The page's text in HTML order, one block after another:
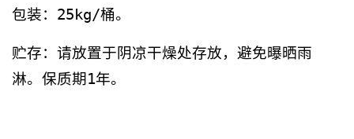
包装：25kg/桶。
贮存：请放置于阴凉干燥处存放，避免曝晒雨
淋。保质期1年。